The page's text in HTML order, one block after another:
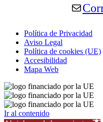
Política de Privacidad
Aviso Legal
Política de cookies (UE)
Accesibilidad
Mapa Web
Ir al contenido